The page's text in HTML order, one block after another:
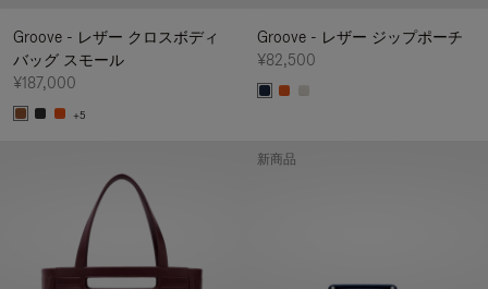
Groove - レザー クロスボディ
バッグ スモール
¥187,000
+5
Groove - レザー ジップポーチ
¥82,500
新商品